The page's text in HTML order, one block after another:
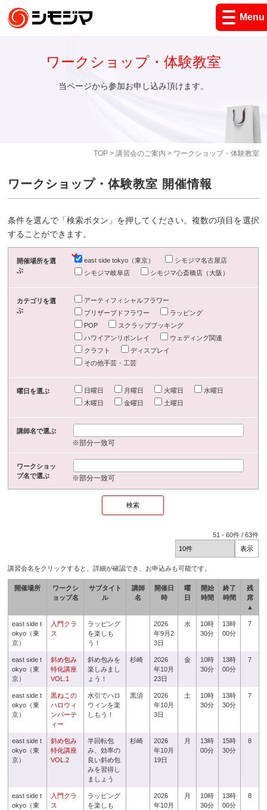
Menu
TOP> 講習会のご案内 > ワークショップ・体験教室
ワークショップ・体験教室
当ページから参加お申し込み頂けます。
ワークショップ・体験教室 開催情報
条件を選んで「検索ボタン」を押してください。複数の項目を選択
することができます。
開催場所を選
ぶ
east side tokyo（東京）
シモジマ名古屋店
シモジマ岐阜店
シモジマ心斎橋店（大阪）
カテゴリを選
ぶ
アーティフィシャルフラワー
プリザーブドフラワー
ラッピング
POP
スクラップブッキング
ハワイアンリボンレイ
ウェディング関連
クラフト
ディスプレイ
その他手芸・工芸
曜日を選ぶ 日曜日 月曜日 火曜日
水曜日
木曜日
金曜日 土曜日
講師名で選ぶ
※部分一致可
ワークショッ
プ名で選ぶ
※部分一致可
51 -60件 /63件
講習会名をクリックすると、詳細が確認でき、お申込みも可能です。
開催場所
ワークシ
ョップ名
サブタイト
ル
講師
名
開催日
時
曜
日
開始
時間
終了
時間
残
席
▲
east side t
okyo（東
京）
入門クラ
ス
ラッピング
を楽しも
う！
2026
年9月2
3日
水
10時
30分
13時
00分
7
east side t
okyo（東
京）
斜め包み
特化講座
VOL.1
斜め包みを
楽しみまし
ょう！
杉崎
2026
年10月
23日
金
10時
30分
13時
00分
7
east side t
okyo（東
京）
黒ねこの
ハロウィ
ンパーテ
ィー
水引でハロ
ウィンを楽
しもう！
黒須
2026
年10月
3日
土
10時
30分
13時
30分
7
east side t
okyo（東
京）
斜め包み
特化講座
VOL.2
半回転包
み、効率の
良い斜め包
みを習得し
ましょう
杉崎
2026
年10月
19日
月
13時
00分
15時
30分
8
east side t
okyo（東
入門クラ
ス
ラッピング
を楽しも
2026
年10月
月
10時
30分
13時
00分
8